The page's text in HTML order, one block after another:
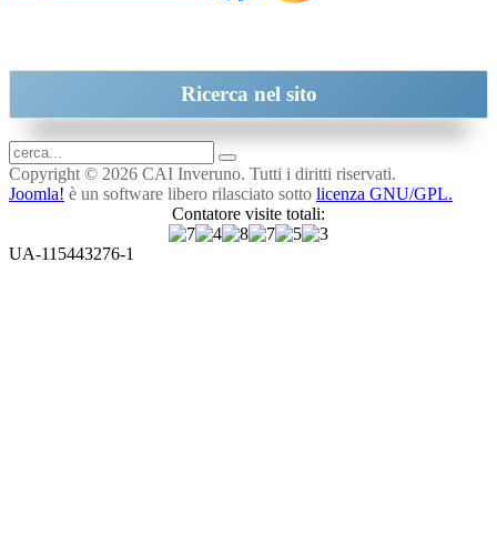
Ricerca nel sito
Copyright © 2026 CAI Inveruno. Tutti i diritti riservati.
Joomla! è un software libero rilasciato sotto licenza GNU/GPL.
Contatore visite totali:
UA-115443276-1